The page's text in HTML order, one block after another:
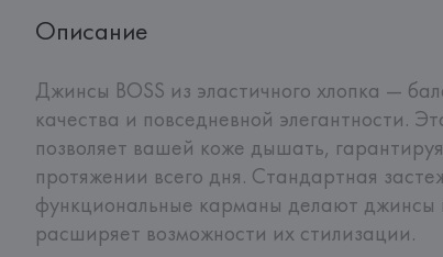
Описание
Джинсы BOSS из эластичного хлопка —
качества и повседневной элегантности.
позволяет вашей коже дышать,
протяжении всего дня. Стандартная
функциональные карманы делают джинсы
расширяет возможности их стилизации.